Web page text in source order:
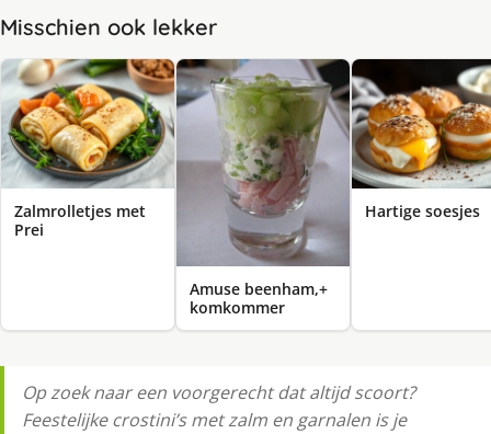
Misschien ook lekker
Zalmrolletjes met
Prei
Amuse beenham,+
komkommer
Hartige soesjes
Op zoek naar een voorgerecht dat altijd scoort?
Feestelijke crostini’s met zalm en garnalen is je